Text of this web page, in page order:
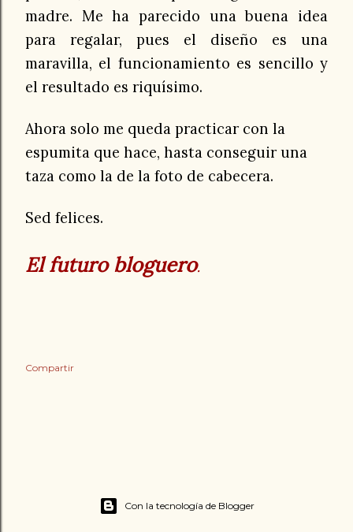
madre. Me ha parecido una buena idea
para regalar, pues el diseño es una
maravilla, el funcionamiento es sencillo y
el resultado es riquísimo.
Ahora solo me queda practicar con la
espumita que hace, hasta conseguir una
taza como la de la foto de cabecera.
Sed felices.
El futuro bloguero.
Compartir
Con la tecnología de Blogger